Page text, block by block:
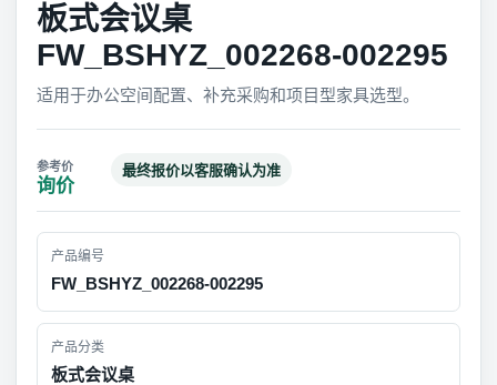
板式会议桌
FW_BSHYZ_002268-002295
适用于办公空间配置、补充采购和项目型家具选型。
询价
最终报价以客服确认为准
产品编号
FW_BSHYZ_002268-002295
产品分类
板式会议桌